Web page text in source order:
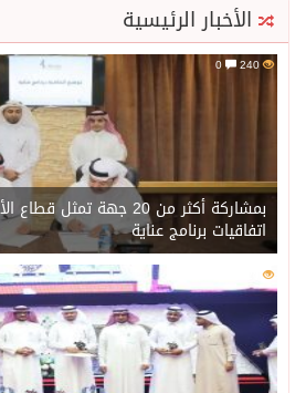
الأخبار الرئيسية
240
بمشاركة أكثر من 20 جهة
اتفاقيات برنامج عناية
220